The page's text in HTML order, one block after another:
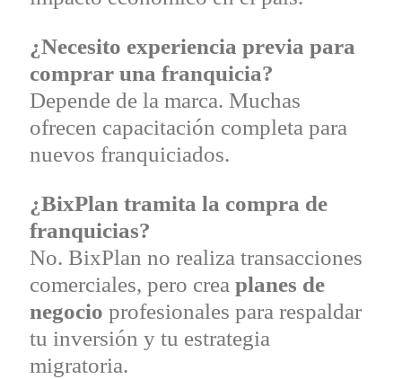
¿Necesito experiencia previa para
comprar una franquicia?
Depende de la marca. Muchas
ofrecen capacitación completa para
nuevos franquiciados.
¿BixPlan tramita la compra de
franquicias?
No. BixPlan no realiza transacciones
comerciales, pero crea planes de
negocio profesionales para respaldar
tu inversión y tu estrategia
migratoria.